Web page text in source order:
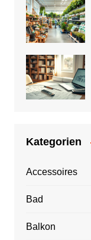
Kategorien
Accessoires
Bad
Balkon